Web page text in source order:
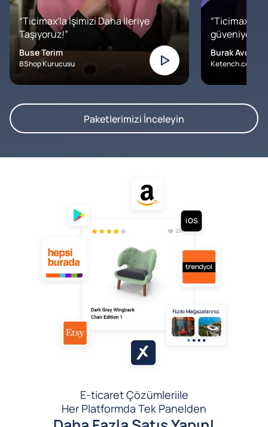
“Ticimax'la İşimizi Daha İleriye
Taşıyoruz!”
Buse Terim
BShop Kurucusu
“Ticimax'a
Burak Avcılar
Ketench.com –
Paketlerimizi İnceleyin
E-ticaret Çözümleriile
Her Platformda Tek Panelden